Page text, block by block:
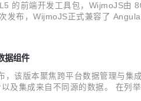
的前端开发工具包，WijmoJS
发布，WijmoJS正式兼容了
据组件
该版本聚焦跨平台数据管理与
及集成来自不同源的数据。 在